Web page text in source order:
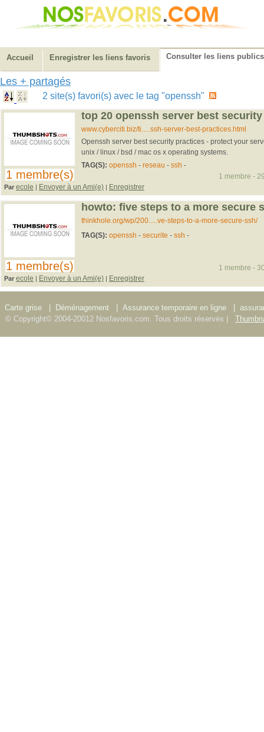
Accueil Enregistrer les liens favoris Consulter les liens publics
Les + partagés
2 site(s) favori(s) avec le tag "openssh"
1 membre(s)
top 20 openssh server best
www.cyberciti.biz/ti.....ssh-server-best-practices.html
Openssh server best security practices - protect your
unix / linux / bsd / mac os x operating systems.
TAG(S): openssh - reseau - ssh -
Par ecole | Envoyer à un Ami(e) | Enregistrer
1 membre -
1 membre(s)
howto: five steps to a more secure
thinkhole.org/wp/200.....ve-steps-to-a-more-secure-ssh/
TAG(S): openssh - securite - ssh -
Par ecole | Envoyer à un Ami(e) | Enregistrer
1 membre -
Carte grise Déménagement Assurance temporaire en ligne
© Copyright© 2004-20012 Nosfavoris.com. Tous droits réservés |